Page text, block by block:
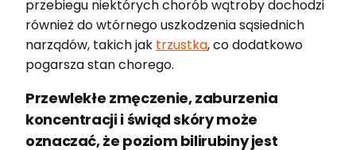
przebiegu niektórych chorób wątroby dochodzi
również do wtórnego uszkodzenia sąsiednich
narządów, takich jak trzustka, co dodatkowo
pogarsza stan chorego.
Przewlekłe zmęczenie, zaburzenia
koncentracji i świąd skóry może
oznaczać, że poziom bilirubiny jest